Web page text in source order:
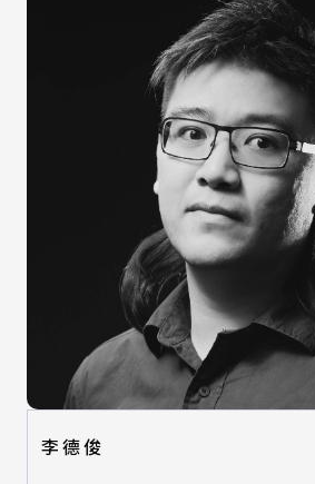
李德俊